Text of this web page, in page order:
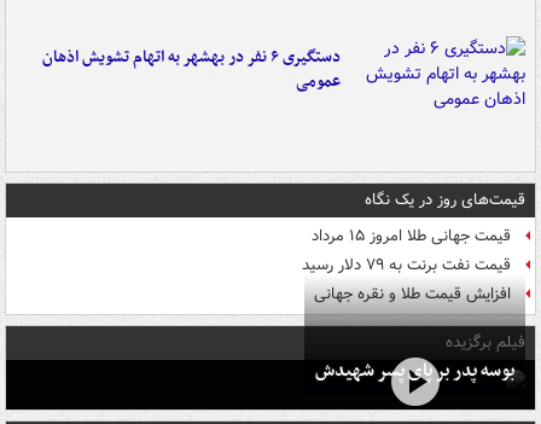
دستگیری ۶ نفر در بهشهر به اتهام تشویش اذهان
عمومی
قیمت‌های روز در یک نگاه
قیمت جهانی طلا امروز ۱۵ مرداد
قیمت نفت برنت به ۷۹ دلار رسید
افزایش قیمت طلا و نقره جهانی
فیلم برگزیده
بوسه‌ پدر بر پای پسر شهیدش